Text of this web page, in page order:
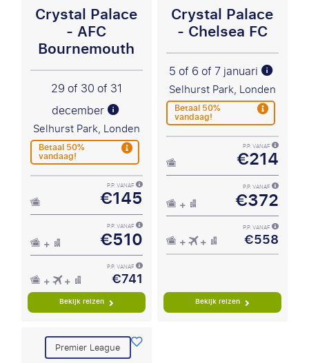
Crystal Palace
- AFC
Bournemouth
29 of 30 of 31
december
Selhurst Park, Londen
Betaal 50%
vandaag!
P.P. VANAF
€145
P.P. VANAF
€510
P.P. VANAF
€741
Bekijk reizen
Crystal Palace
- Chelsea FC
5 of 6 of 7 januari
Selhurst Park, Londen
Betaal 50%
vandaag!
P.P. VANAF
€214
P.P. VANAF
€372
P.P. VANAF
€558
Bekijk reizen
Premier League